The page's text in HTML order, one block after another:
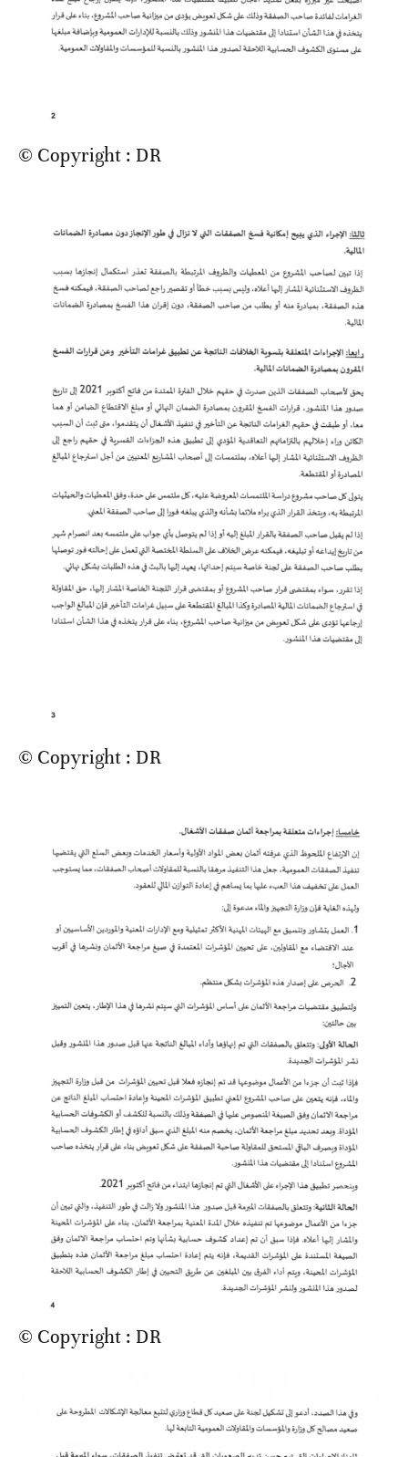
© Copyright : DR
© Copyright : DR
© Copyright : DR